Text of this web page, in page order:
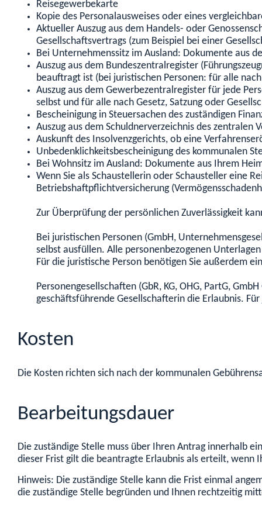
Reisegewerbekarte
Kopie des Personalausweises oder eines
Aktueller Auszug aus dem Handels- oder
Gesellschaftsvertrags (zum Beispiel bei einer
Bei Unternehmenssitz im Ausland: Dokumente aus
Auszug aus dem Bundeszentralregister
beauftragt ist (bei juristischen Personen: für alle
Auszug aus dem Gewerbezentralregister für jede
selbst und für alle nach Gesetz, Satzung oder
Bescheinigung in Steuersachen des zuständigen
Auszug aus dem Schuldnerverzeichnis des zentralen
Auskunft des Insolvenzgerichts, ob eine
Unbedenklichkeitsbescheinigung des kommunalen
Bei Wohnsitz im Ausland: Dokumente aus Ihrem
Wenn Sie als Schaustellerin oder Schausteller eine
Betriebshaftpflichtversicherung
Zur Überprüfung der persönlichen Zuverlässigkeit
Bei juristischen Personen (GmbH,
selbst ausfüllen. Alle personenbezogenen
Für die juristische Person benötigen Sie außerdem
Personengesellschaften (GbR, KG, OHG, PartG,
geschäftsführende Gesellschafterin die Erlaubnis.
Kosten
Die Kosten richten sich nach der kommunalen
Bearbeitungsdauer
Die zuständige Stelle muss über Ihren Antrag innerhalb
dieser Frist gilt die beantragte Erlaubnis als erteilt, wenn
Hinweis: Die zuständige Stelle kann die Frist einmal
die zuständige Stelle begründen und Ihnen rechtzeitig